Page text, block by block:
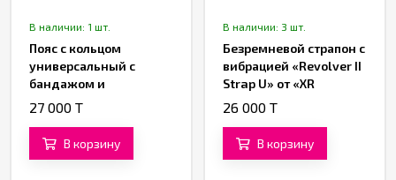
В наличии: 1 шт.
Пояс с кольцом
универсальный с
бандажом и
фаллоимитатором
27 000 T
В корзину
В наличии: 3 шт.
Безремневой страпон с
вибрацией «Revolver II
Strap U» от «XR
Brands»
26 000 T
В корзину